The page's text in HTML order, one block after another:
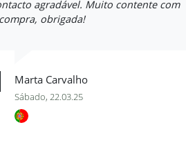
agradável. Muito contente com
obrigada!
Marta Carvalho
Sábado, 22.03.25